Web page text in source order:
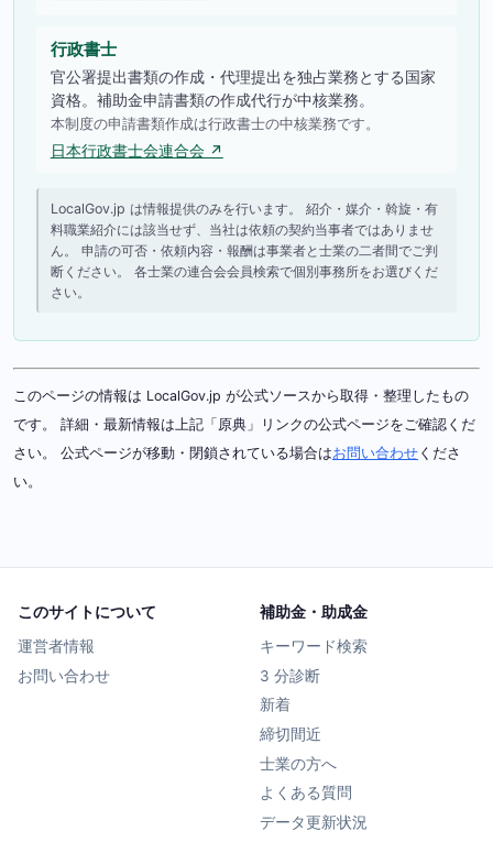
行政書士
官公署提出書類の作成・代理提出を独占業務とする国家
資格。補助金申請書類の作成代行が中核業務。
本制度の申請書類作成は行政書士の中核業務です。
日本行政書士会連合会 ↗
LocalGov.jp は情報提供のみを行います。 紹介・媒介・斡旋・有
料職業紹介には該当せず、当社は依頼の契約当事者ではありませ
ん。 申請の可否・依頼内容・報酬は事業者と士業の二者間でご判
断ください。 各士業の連合会会員検索で個別事務所をお選びくだ
さい。
このページの情報は LocalGov.jp が公式ソースから取得・整理したもの
です。 詳細・最新情報は上記「原典」リンクの公式ページをご確認くだ
さい。 公式ページが移動・閉鎖されている場合はお問い合わせ くださ
い。
このサイトについて
運営者情報
お問い合わせ
補助金・助成金
キーワード検索
3 分診断
新着
締切間近
士業の方へ
よくある質問
データ更新状況